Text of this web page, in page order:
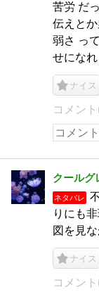
苦労 だ
伝えと
弱さ っ
せにな
ナイス
コメン
クールグ
ネタバレ
りにも
図を見
ナイス
コメン